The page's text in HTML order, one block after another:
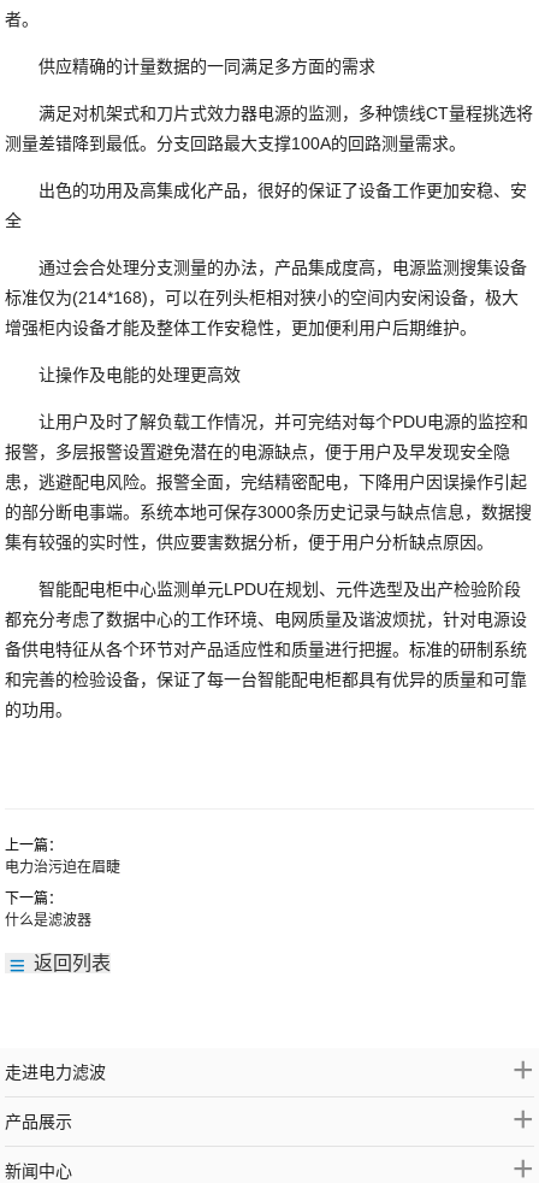
者。
供应精确的计量数据的一同满足多方面的需求
满足对机架式和刀片式效力器电源的监测，多种馈线CT量程挑选将
测量差错降到最低。分支回路最大支撑100A的回路测量需求。
出色的功用及高集成化产品，很好的保证了设备工作更加安稳、安
全
通过会合处理分支测量的办法，产品集成度高，电源监测搜集设备
标准仅为(214*168)，可以在列头柜相对狭小的空间内安闲设备，极大
增强柜内设备才能及整体工作安稳性，更加便利用户后期维护。
让操作及电能的处理更高效
让用户及时了解负载工作情况，并可完结对每个PDU电源的监控和
报警，多层报警设置避免潜在的电源缺点，便于用户及早发现安全隐
患，逃避配电风险。报警全面，完结精密配电，下降用户因误操作引起
的部分断电事端。系统本地可保存3000条历史记录与缺点信息，数据搜
集有较强的实时性，供应要害数据分析，便于用户分析缺点原因。
智能配电柜中心监测单元LPDU在规划、元件选型及出产检验阶段
都充分考虑了数据中心的工作环境、电网质量及谐波烦扰，针对电源设
备供电特征从各个环节对产品适应性和质量进行把握。标准的研制系统
和完善的检验设备，保证了每一台智能配电柜都具有优异的质量和可靠
的功用。
上一篇：
电力治污迫在眉睫
下一篇：
什么是滤波器
返回列表
走进电力滤波 +
产品展示 +
新闻中心 +